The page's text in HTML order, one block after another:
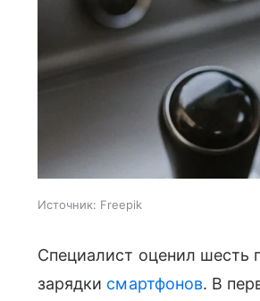
Источник: Freepik
Специалист оценил шесть
зарядки смартфонов. В